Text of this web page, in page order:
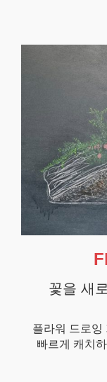
꽃을 새
플라워 드로잉
빠르게 캐치